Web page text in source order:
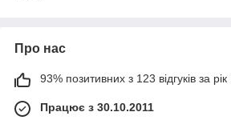
Про нас
93% позитивних з 123 відгуків за рік
Працює з 30.10.2011